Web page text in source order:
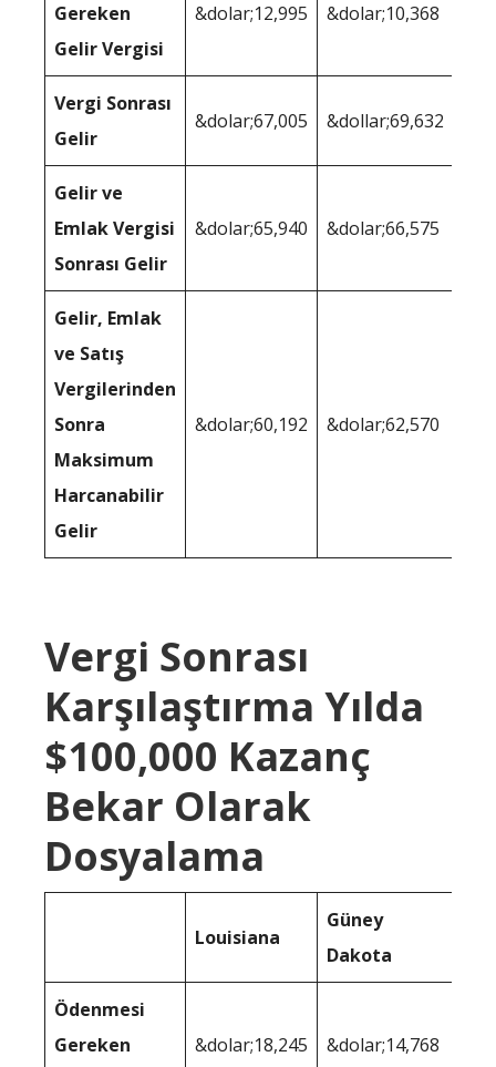
Gereken
Gelir Vergisi
&dolar;12,995 &dolar;10,368
Vergi Sonrası
Gelir
&dolar;67,005 &dollar;69,632
Gelir ve
Emlak Vergisi
Sonrası Gelir
&dolar;65,940 &dolar;66,575
Gelir, Emlak
ve Satış
Vergilerinden
Sonra
Maksimum
Harcanabilir
Gelir
&dolar;60,192 &dolar;62,570
Vergi Sonrası
Karşılaştırma Yılda
$100,000 Kazanç
Bekar Olarak
Dosyalama
Louisiana
Güney
Dakota
Ödenmesi
Gereken
&dolar;18,245 &dolar;14,768